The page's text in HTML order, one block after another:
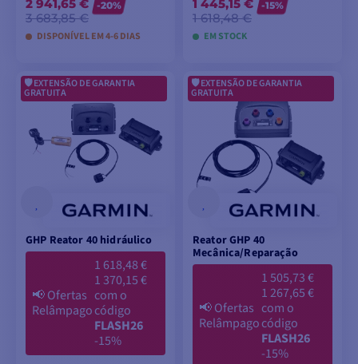
2 941,65 €
3 683,85 €
-20%
DISPONÍVEL EM 4-6 DIAS
VER MODELOS
1 445,15 €
1 618,48 €
-15%
EM STOCK
VER MODELOS
EXTENSÃO DE GARANTIA
GRATUITA
GHP Reator 40 hidráulico
📢Ofertas
Relâmpago
1 618,48 €
1 370,15 €
com o
código
FLASH26
-15%
EXTENSÃO DE GARANTIA
GRATUITA
Reator GHP 40
Mecânica/Reparação
📢Ofertas
Relâmpago
1 505,73 €
1 267,65 €
com o
código
FLASH26
-15%